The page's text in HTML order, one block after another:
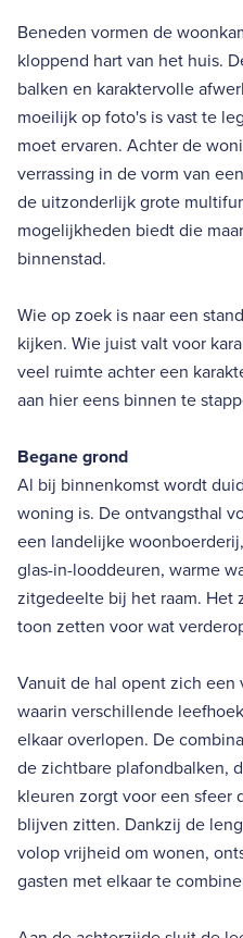
Beneden vormen de
kloppend hart van het huis.
balken en karaktervolle
moeilijk op foto's is vast te
moet ervaren. Achter de
verrassing in de vorm van
de uitzonderlijk grote
mogelijkheden biedt die
binnenstad.
Wie op zoek is naar een
kijken. Wie juist valt voor
veel ruimte achter een
aan hier eens binnen te
Begane grond
Al bij binnenkomst wordt
woning is. De ontvangsthal
een landelijke
glas-in-looddeuren, warme
zitgedeelte bij het raam. Het
toon zetten voor wat
Vanuit de hal opent zich een
waarin verschillende
elkaar overlopen. De
de zichtbare plafondbalken,
kleuren zorgt voor een sfeer
blijven zitten. Dankzij de
volop vrijheid om wonen,
gasten met elkaar te